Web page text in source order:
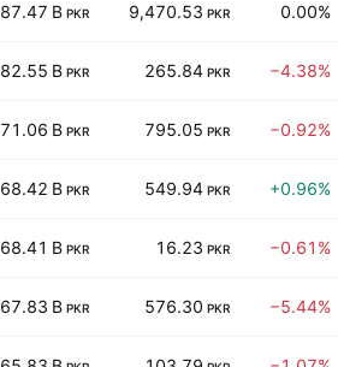
87.47 B PKR 9,470.53 PKR 0.00%
82.55 B PKR 265.84 PKR −4.38%
71.06 B PKR 795.05 PKR −0.92%
68.42 B PKR 549.94 PKR +0.96%
68.41 B PKR 16.23 PKR −0.61%
67.83 B PKR 576.30 PKR −5.44%